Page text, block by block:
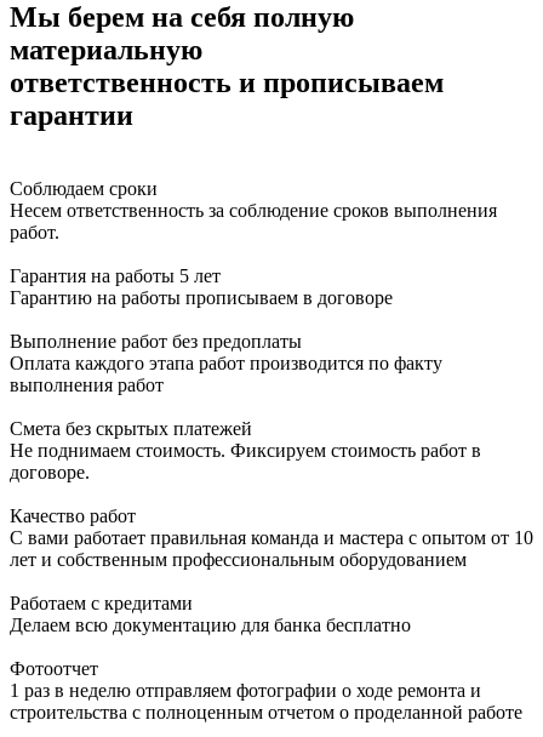
Мы берем на себя полную
материальную
ответственность и прописываем
гарантии
Соблюдаем сроки
Несем ответственность за соблюдение сроков выполнения
работ.
Гарантия на работы 5 лет
Гарантию на работы прописываем в договоре
Выполнение работ без предоплаты
Оплата каждого этапа работ производится по факту
выполнения работ
Смета без скрытых платежей
Не поднимаем стоимость. Фиксируем стоимость работ в
договоре.
Качество работ
С вами работает правильная команда и мастера с опытом от 10
лет и собственным профессиональным оборудованием
Работаем с кредитами
Делаем всю документацию для банка бесплатно
Фотоотчет
1 раз в неделю отправляем фотографии о ходе ремонта и
строительства с полноценным отчетом о проделанной работе